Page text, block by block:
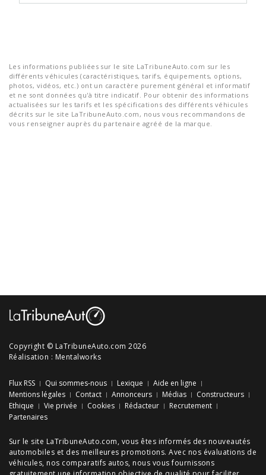
Les informations publiées sur le site LaTribuneAuto.com sur les
différents véhicules (caractéristiques, tarifs, équipements, options,
photos, vidéos, etc.) ont un caractère purement général et informatif
et ne sont données qu'à titre indicatif. Pour obtenir des informations
actualisées sur les tarifs et les spécifications des différents véhicules
décrits sur le site LaTribuneAuto.com, nous vous recommandons de
vous renseigner auprès du partenaire agréé de la marque.
Copyright © LaTribuneAuto.com 2026
Réalisation : Mentalworks
Flux RSS Qui sommes-nous Lexique
Aide en ligne
Mentions légales
Contact Annonceurs Médias
Constructeurs
Ethique
Vie privée Cookies Rédacteur
Recrutement
Partenaires
Sur le site LaTribuneAuto.com, vous êtes informés des nouveautés
automobiles et des meilleures promotions. Avec nos évaluations de
véhicules, nos comparatifs autos, nous vous fournissons